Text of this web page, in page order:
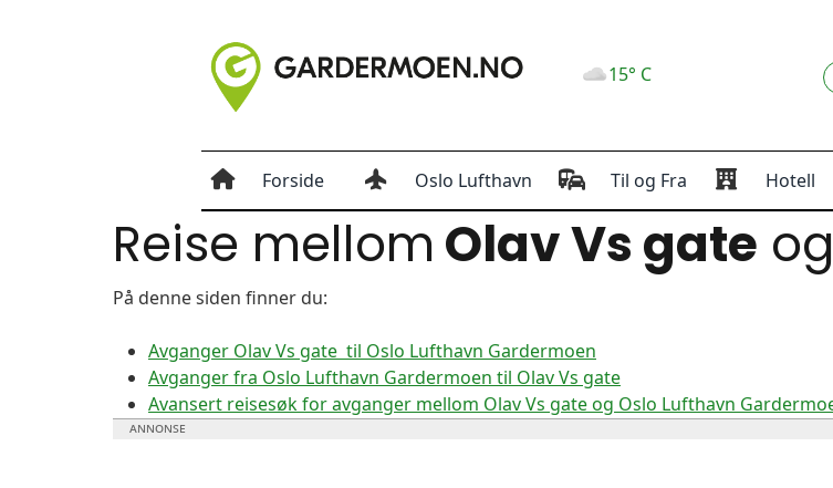
15° C
Forside Oslo Lufthavn Til og Fra Hotell
Reise mellom Olav Vs gate og
På denne siden finner du:
Avganger Olav Vs gate til Oslo Lufthavn Gardermoen
Avganger fra Oslo Lufthavn Gardermoen til Olav Vs gate
Avansert reisesøk for avganger mellom Olav Vs gate og Oslo Lufthavn